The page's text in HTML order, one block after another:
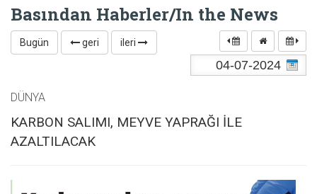
Basından Haberler/In the News
Bugün geri ileri
DÜNYA
KARBON SALIMI, MEYVE YAPRAĞI İLE
AZALTILACAK